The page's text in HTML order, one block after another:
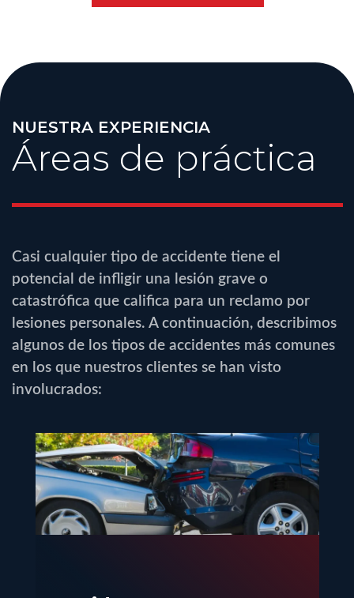
NUESTRA EXPERIENCIA
Áreas de práctica
Casi cualquier tipo de accidente tiene el
potencial de infligir una lesión grave o
catastrófica que califica para un reclamo por
lesiones personales. A continuación, describimos
algunos de los tipos de accidentes más comunes
en los que nuestros clientes se han visto
involucrados: